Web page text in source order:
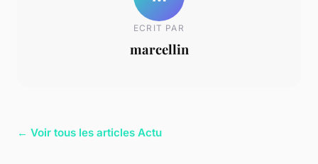
ECRIT PAR
marcellin
← Voir tous les articles Actu